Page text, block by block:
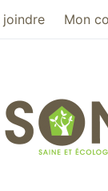
Mon